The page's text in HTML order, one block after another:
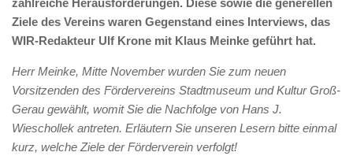
zahlreiche Herausforderungen. Diese sowie die generellen
Ziele des Vereins waren Gegenstand eines Interviews, das
WIR-Redakteur Ulf Krone mit Klaus Meinke geführt hat.
Herr Meinke, Mitte November wurden Sie zum neuen
Vorsitzenden des Fördervereins Stadtmuseum und Kultur Groß-
Gerau gewählt, womit Sie die Nachfolge von Hans J.
Wieschollek antreten. Erläutern Sie unseren Lesern bitte einmal
kurz, welche Ziele der Förderverein verfolgt!